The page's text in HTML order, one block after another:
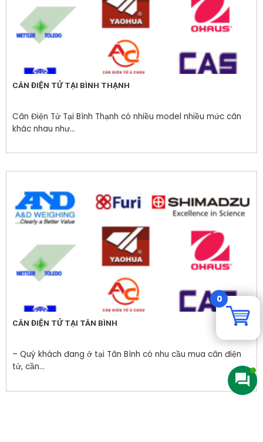
CÂN ĐIỆN TỬ TẠI BÌNH THẠNH
Cân Điện Tử Tại Bình Thạnh có nhiều model nhiều mức cân
khác nhau như...
CÂN ĐIỆN TỬ TẠI TÂN BÌNH
– Quý khách đang ở tại Tân Bình có nhu cầu mua cân điện
tử, cần...
0